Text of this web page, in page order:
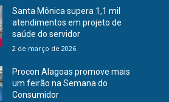
Santa Mônica supera 1,1 mil
atendimentos em projeto de
saúde do servidor
2 de março de 2026
Procon Alagoas promove mais
um feirão na Semana do
Consumidor